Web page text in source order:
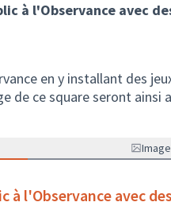
à l'Observance avec
en y installant des
de ce square seront ainsi
l'Observance avec